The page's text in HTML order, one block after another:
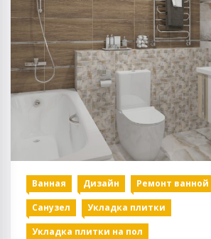
Ванная Дизайн
Ремонт
Санузел
Укладка плитки
Укладка плитки на пол